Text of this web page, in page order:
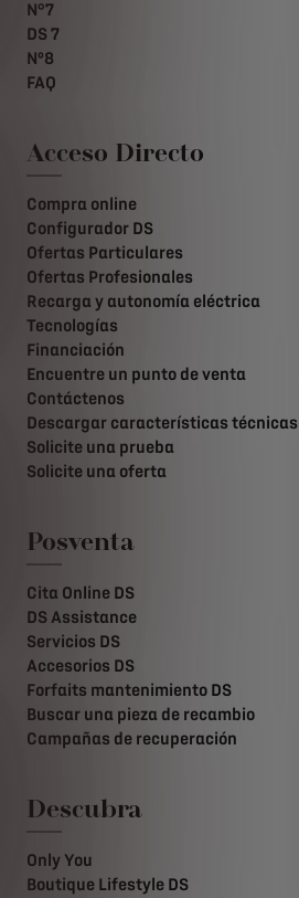
N°7
DS 7
Nº8
FAQ
Acceso Directo
Compra online
Configurador DS
Ofertas Particulares
Ofertas Profesionales
Recarga y autonomía eléctrica
Tecnologías
Financiación
Encuentre un punto de venta
Contáctenos
Descargar características técnicas
Solicite una prueba
Solicite una oferta
Posventa
Cita Online DS
DS Assistance
Servicios DS
Accesorios DS
Forfaits mantenimiento DS
Buscar una pieza de recambio
Campañas de recuperación
Descubra
Only You
Boutique Lifestyle DS